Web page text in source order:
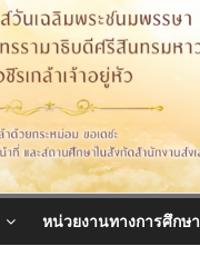
หน่วยงานทางการศึกษา